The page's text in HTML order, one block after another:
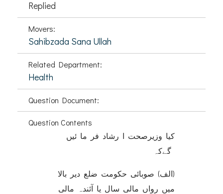
Replied
Movers:
Sahibzada Sana Ullah
Related Department:
Health
Question Document:
Question Contents
کیا وزیرصحت ا رشاد فر ما ئیں
گےکہ
(الف) صوبائی حکومت ضلع دیر بالا
میں رواں مالی سال یا آئندہ مالی